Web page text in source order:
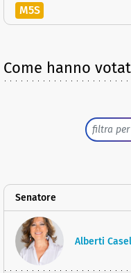
M5S
Come hanno
Senatore
Alberti